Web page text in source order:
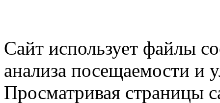
Сайт использует файлы
анализа посещаемости и
Просматривая страницы